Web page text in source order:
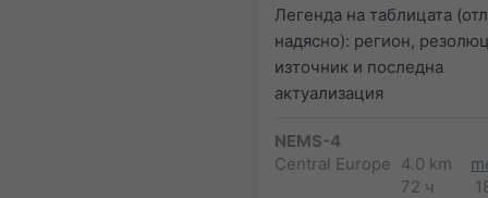
Легенда на таблицата
надясно): регион,
източник и последна
актуализация
NEMS-4
Central Europe 4.0 km
72 ч